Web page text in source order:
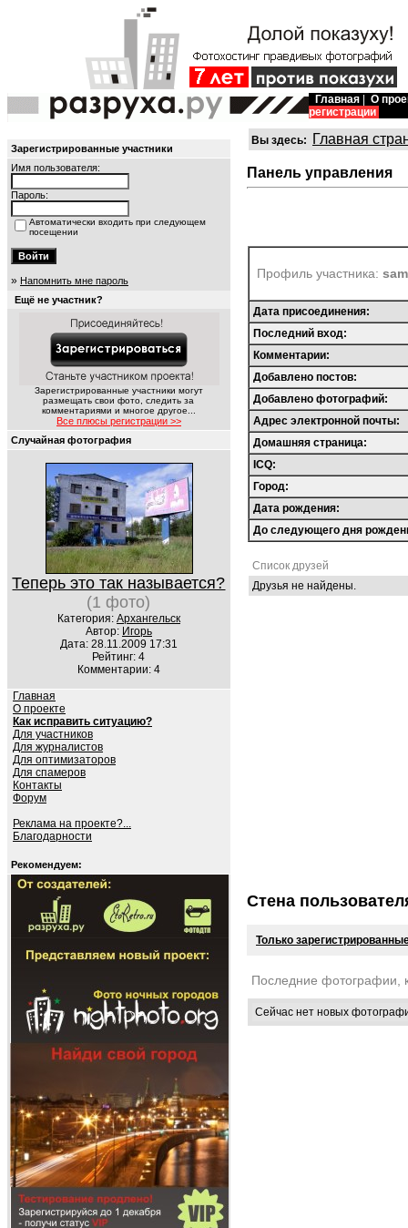
Главная
О
регистрации
Зарегистрированные участники
Имя пользователя:
Пароль:
Автоматически входить при следующем
посещении
» Напомнить мне пароль
Ещё не участник?
Зарегистрированные участники могут
размещать свои фото, следить за
комментариями и многое другое...
Все плюсы регистрации >>
Случайная фотография
Теперь это так называется?
(1 фото)
Категория: Архангельск
Автор: Игорь
Дата: 28.11.2009 17:31
Рейтинг: 4
Комментарии: 4
Главная
О проекте
Как исправить ситуацию?
Для участников
Для журналистов
Для оптимизаторов
Для спамеров
Контакты
Форум
Реклама на проекте?...
Благодарности
Рекомендуем:
Вы здесь: Главная
Панель управления
Профиль участника:
Дата присоединения:
Последний вход:
Комментарии:
Добавлено постов:
Добавлено фотографий:
Адрес электронной почты:
Домашняя страница:
ICQ:
Город:
Дата рождения:
До следующего дня
Список друзей
Друзья не найдены.
Стена
Только
Последние фотографии,
Сейчас нет новых